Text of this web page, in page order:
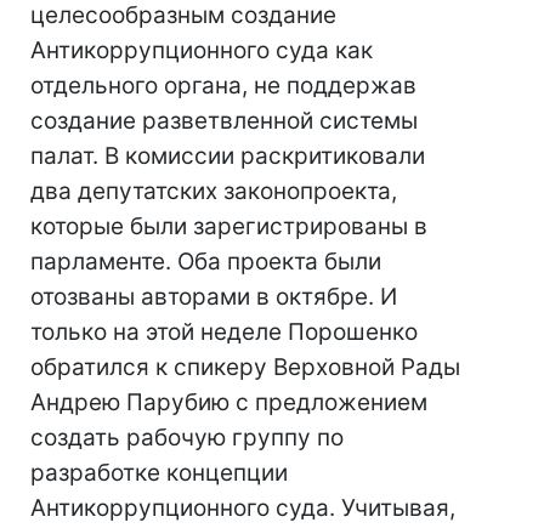
целесообразным создание
Антикоррупционного суда как
отдельного органа, не поддержав
создание разветвленной системы
палат. В комиссии раскритиковали
два депутатских законопроекта,
которые были зарегистрированы в
парламенте. Оба проекта были
отозваны авторами в октябре. И
только на этой неделе Порошенко
обратился к спикеру Верховной Рады
Андрею Парубию с предложением
создать рабочую группу по
разработке концепции
Антикоррупционного суда. Учитывая,